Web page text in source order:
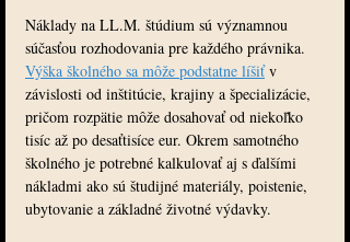
Náklady na LL.M. štúdium sú významnou
súčasťou rozhodovania pre každého právnika.
Výška školného sa môže podstatne líšiť v
závislosti od inštitúcie, krajiny a špecializácie,
pričom rozpätie môže dosahovať od niekoľko
tisíc až po desaťtisíce eur. Okrem samotného
školného je potrebné kalkulovať aj s ďalšími
nákladmi ako sú študijné materiály, poistenie,
ubytovanie a základné životné výdavky.